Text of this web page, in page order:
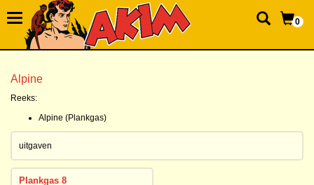
0
Alpine
Reeks:
Alpine (Plankgas)
uitgaven
Plankgas 8